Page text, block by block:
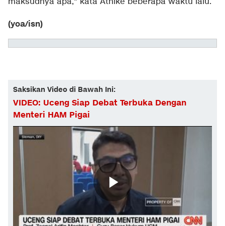
(yoa/isn)
Saksikan Video di Bawah Ini:
VIDEO: Uceng Siap Debat Terbuka Dengan
Menteri HAM Pigai